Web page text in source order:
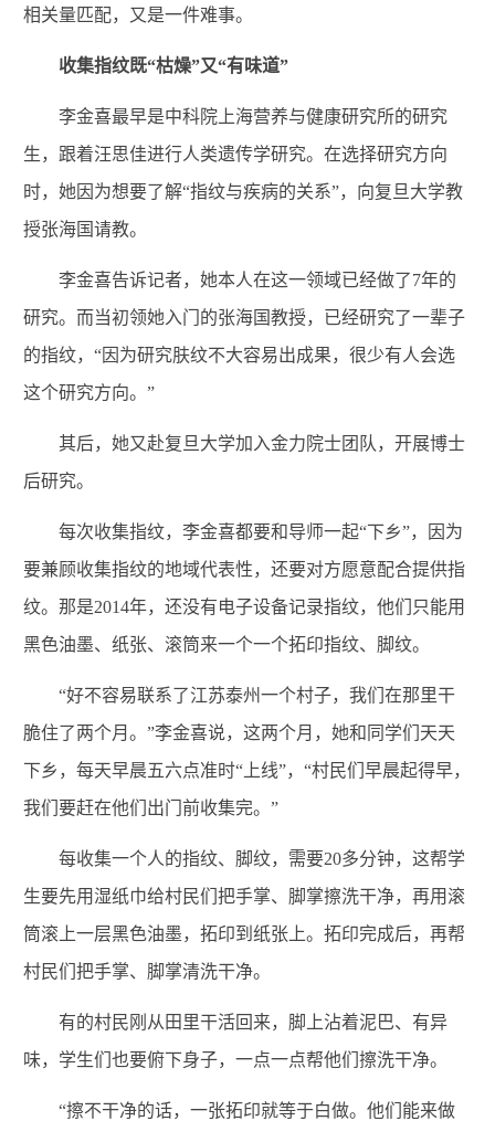
相关量匹配，又是一件难事。
收集指纹既“枯燥”又“有味道”
李金喜最早是中科院上海营养与健康研究所的研究
生，跟着汪思佳进行人类遗传学研究。在选择研究方向
时，她因为想要了解“指纹与疾病的关系”，向复旦大学教
授张海国请教。
李金喜告诉记者，她本人在这一领域已经做了7年的
研究。而当初领她入门的张海国教授，已经研究了一辈子
的指纹，“因为研究肤纹不大容易出成果，很少有人会选
这个研究方向。”
其后，她又赴复旦大学加入金力院士团队，开展博士
后研究。
每次收集指纹，李金喜都要和导师一起“下乡”，因为
要兼顾收集指纹的地域代表性，还要对方愿意配合提供指
纹。那是2014年，还没有电子设备记录指纹，他们只能用
黑色油墨、纸张、滚筒来一个一个拓印指纹、脚纹。
“好不容易联系了江苏泰州一个村子，我们在那里干
脆住了两个月。”李金喜说，这两个月，她和同学们天天
下乡，每天早晨五六点准时“上线”，“村民们早晨起得早，
我们要赶在他们出门前收集完。”
每收集一个人的指纹、脚纹，需要20多分钟，这帮学
生要先用湿纸巾给村民们把手掌、脚掌擦洗干净，再用滚
筒滚上一层黑色油墨，拓印到纸张上。拓印完成后，再帮
村民们把手掌、脚掌清洗干净。
有的村民刚从田里干活回来，脚上沾着泥巴、有异
味，学生们也要俯下身子，一点一点帮他们擦洗干净。
“擦不干净的话，一张拓印就等于白做。他们能来做